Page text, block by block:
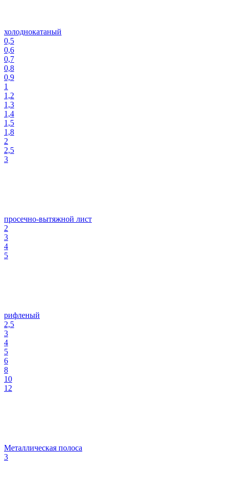
холоднокатаный
0,5
0,6
0,7
0,8
0,9
1
1,2
1,3
1,4
1,5
1,8
2
2,5
3
просечно-вытяжной лист
2
3
4
5
рифленый
2,5
3
4
5
6
8
10
12
Металлическая полоса
3